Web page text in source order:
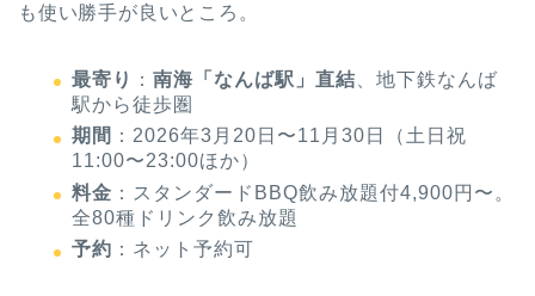
も使い勝手が良いところ。
最寄り ： 南海「なんば駅」直結 、地下鉄なんば
駅から徒歩圏
期間 ：2026年3月20日〜11月30日（土日祝
11:00〜23:00ほか）
料金 ：スタンダードBBQ飲み放題付4,900円〜。
全80種ドリンク飲み放題
予約 ：ネット予約可